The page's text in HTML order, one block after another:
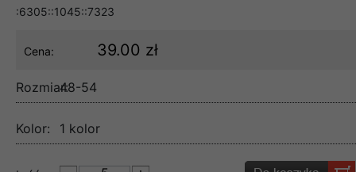
:6305::1045::7323
Cena: 39.00 zł
Rozmiar:48-54
Kolor: 1 kolor